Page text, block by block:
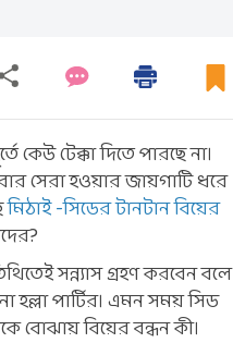
টেক্কা দিতে পারছে না।
সেরা হওয়ার জায়গাটি ধরে
মিঠাই -সিডের টানটান বিয়ের
সন্ন্যাস গ্রহণ করবেন বলে
হল্লা পার্টির। এমন সময় সিড
বোঝায় বিয়ের বন্ধন কী।